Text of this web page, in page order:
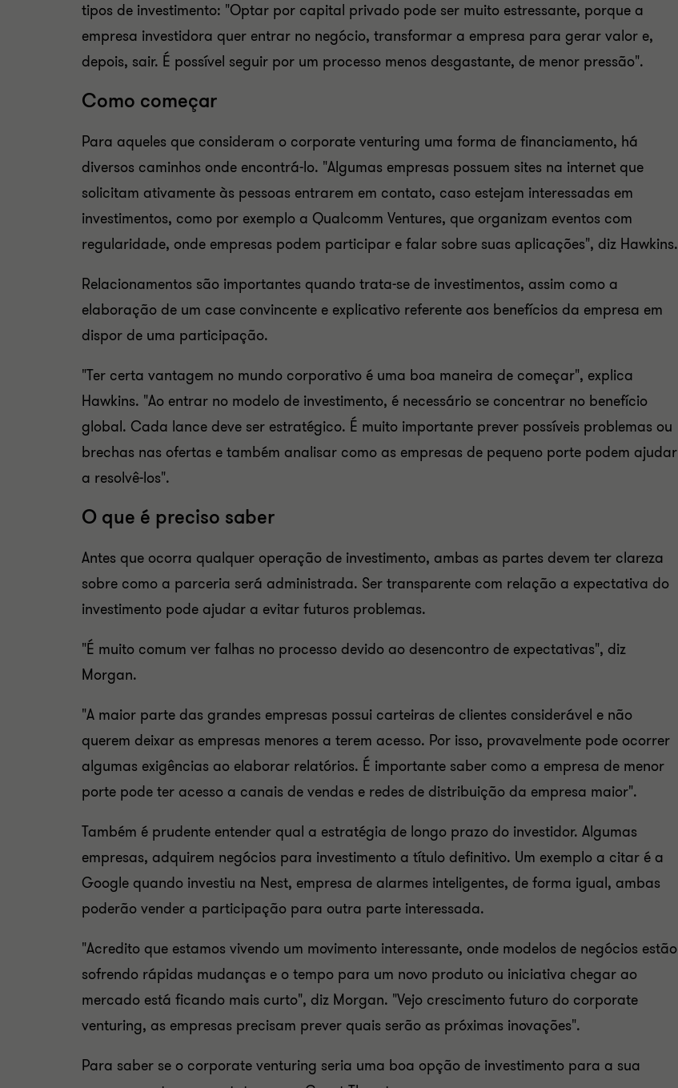
tipos de investimento: "Optar por capital privado pode ser muito estressante, porque a
empresa investidora quer entrar no negócio, transformar a empresa para gerar valor e,
depois, sair. É possível seguir por um processo menos desgastante, de menor pressão".
Como começar
Para aqueles que consideram o corporate venturing uma forma de financiamento, há
diversos caminhos onde encontrá-lo. "Algumas empresas possuem sites na internet que
solicitam ativamente às pessoas entrarem em contato, caso estejam interessadas ​​em
investimentos, como por exemplo a Qualcomm Ventures, que organizam eventos com
regularidade, onde empresas podem participar e falar sobre suas aplicações", diz Hawkins.
Relacionamentos são importantes quando trata-se de investimentos, assim como a
elaboração de um case convincente e explicativo referente aos benefícios da empresa em
dispor de uma participação.
"Ter certa vantagem no mundo corporativo é uma boa maneira de começar", explica
Hawkins. "Ao entrar no modelo de investimento, é necessário se concentrar no benefício
global. Cada lance deve ser estratégico. É muito importante prever possíveis problemas ou
brechas nas ofertas e também analisar como as empresas de pequeno porte podem ajudar
a resolvê-los".
O que é preciso saber
Antes que ocorra qualquer operação de investimento, ambas as partes devem ter clareza
sobre como a parceria será administrada. Ser transparente com relação a expectativa do
investimento pode ajudar a evitar futuros problemas.
"É muito comum ver falhas no processo devido ao desencontro de expectativas", diz
Morgan.
"A maior parte das grandes empresas possui carteiras de clientes considerável e não
querem deixar as empresas menores a terem acesso. Por isso, provavelmente pode ocorrer
algumas exigências ao elaborar relatórios. É importante saber como a empresa de menor
porte pode ter acesso a canais de vendas e redes de distribuição da empresa maior".
Também é prudente entender qual a estratégia de longo prazo do investidor. Algumas
empresas, adquirem negócios para investimento a título definitivo. Um exemplo a citar é a
Google quando investiu na Nest, empresa de alarmes inteligentes, de forma igual, ambas
poderão vender a participação para outra parte interessada.
"Acredito que estamos vivendo um movimento interessante, onde modelos de negócios estão
sofrendo rápidas mudanças e o tempo para um novo produto ou iniciativa chegar ao
mercado está ficando mais curto", diz Morgan. "Vejo crescimento futuro do corporate
venturing, as empresas precisam prever quais serão as próximas inovações".
Para saber se o corporate venturing seria uma boa opção de investimento para a sua